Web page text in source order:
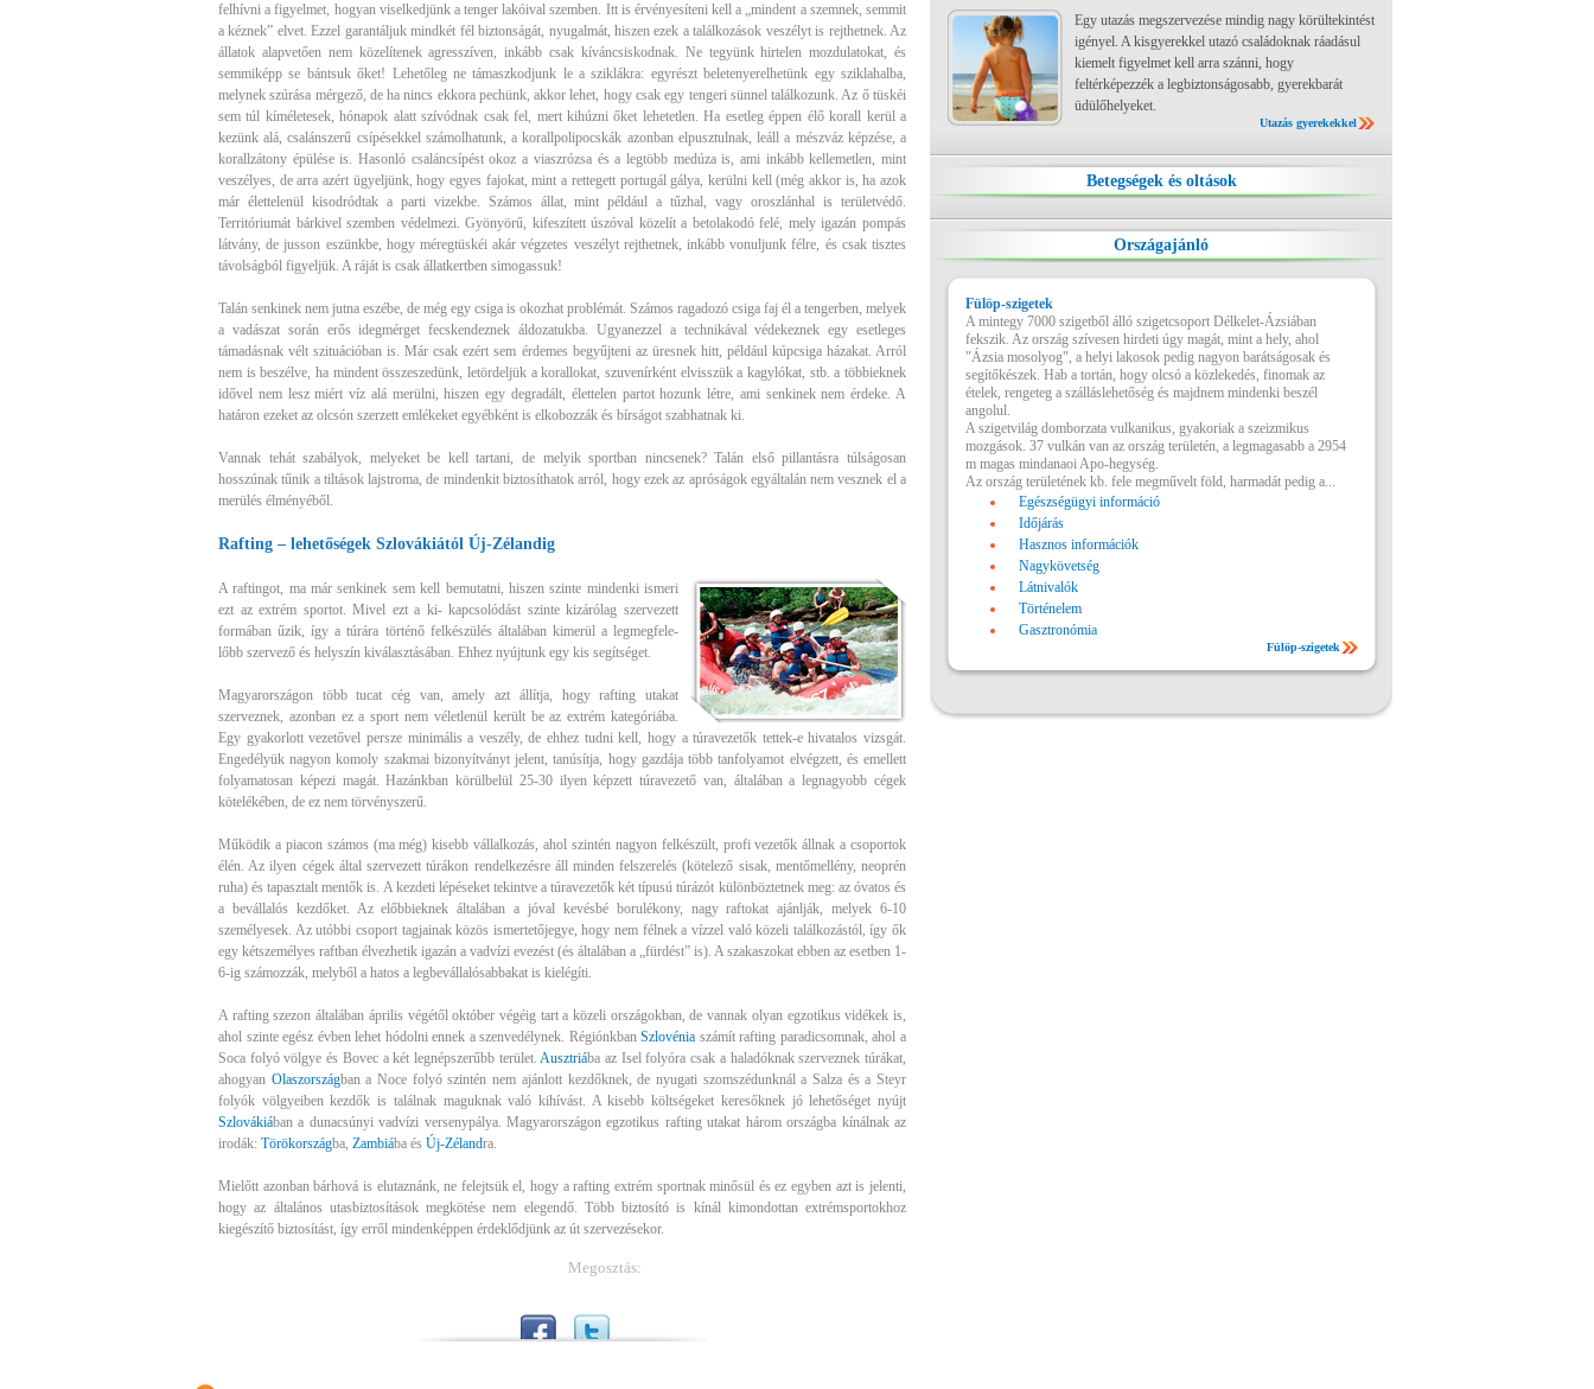
felhívni a figyelmet, hogyan viselkedjünk a tenger lakóival szemben. Itt is érvényesíteni kell a „mindent a szemnek, semmit
a kéznek” elvet. Ezzel garantáljuk mindkét fél biztonságát, nyugalmát, hiszen ezek a találkozások veszélyt is rejthetnek. Az
állatok alapvetően nem közelítenek agresszíven, inkább csak kíváncsiskodnak. Ne tegyünk hirtelen mozdulatokat, és
semmiképp se bántsuk őket! Lehetőleg ne támaszkodjunk le a sziklákra: egyrészt beletenyerelhetünk egy sziklahalba,
melynek szúrása mérgező, de ha nincs ekkora pechünk, akkor lehet, hogy csak egy tengeri sünnel találkozunk. Az ő tüskéi
sem túl kíméletesek, hónapok alatt szívódnak csak fel, mert kihúzni őket lehetetlen. Ha esetleg éppen élő korall kerül a
kezünk alá, csalánszerű csípésekkel számolhatunk, a korallpolipocskák azonban elpusztulnak, leáll a mészváz képzése, a
korallzátony épülése is. Hasonló csaláncsípést okoz a viaszrózsa és a legtöbb medúza is, ami inkább kellemetlen, mint
veszélyes, de arra azért ügyeljünk, hogy egyes fajokat, mint a rettegett portugál gálya, kerülni kell (még akkor is, ha azok
már élettelenül kisodródtak a parti vizekbe. Számos állat, mint például a tűzhal, vagy oroszlánhal is területvédő.
Territóriumát bárkivel szemben védelmezi. Gyönyörű, kifeszített úszóval közelít a betolakodó felé, mely igazán pompás
látvány, de jusson eszünkbe, hogy méregtüskéi akár végzetes veszélyt rejthetnek, inkább vonuljunk félre, és csak tisztes
távolságból figyeljük. A ráját is csak állatkertben simogassuk!
Talán senkinek nem jutna eszébe, de még egy csiga is okozhat problémát. Számos ragadozó csiga faj él a tengerben, melyek
a vadászat során erős idegmérget fecskendeznek áldozatukba. Ugyanezzel a technikával védekeznek egy esetleges
támadásnak vélt szituációban is. Már csak ezért sem érdemes begyűjteni az üresnek hitt, például kúpcsiga házakat. Arról
nem is beszélve, ha mindent összeszedünk, letördeljük a korallokat, szuvenírként elvisszük a kagylókat, stb. a többieknek
idővel nem lesz miért víz alá merülni, hiszen egy degradált, élettelen partot hozunk létre, ami senkinek nem érdeke. A
határon ezeket az olcsón szerzett emlékeket egyébként is elkobozzák és bírságot szabhatnak ki.
Vannak tehát szabályok, melyeket be kell tartani, de melyik sportban nincsenek? Talán első pillantásra túlságosan
hosszúnak tűnik a tiltások lajstroma, de mindenkit biztosíthatok arról, hogy ezek az apróságok egyáltalán nem vesznek el a
merülés élményéből.
Rafting – lehetőségek Szlovákiától Új-Zélandig
A raftingot, ma már senkinek sem kell bemutatni, hiszen szinte mindenki ismeri
ezt az extrém sportot. Mivel ezt a ki- kapcsolódást szinte kizárólag szervezett
formában űzik, így a túrára történő felkészülés általában kimerül a legmegfele-
lőbb szervező és helyszín kiválasztásában. Ehhez nyújtunk egy kis segítséget.
Magyarországon több tucat cég van, amely azt állítja, hogy rafting utakat
szerveznek, azonban ez a sport nem véletlenül került be az extrém kategóriába.
Egy gyakorlott vezetővel persze minimális a veszély, de ehhez tudni kell, hogy a túravezetők tettek-e hivatalos vizsgát.
Engedélyük nagyon komoly szakmai bizonyítványt jelent, tanúsítja, hogy gazdája több tanfolyamot elvégzett, és emellett
folyamatosan képezi magát. Hazánkban körülbelül 25-30 ilyen képzett túravezető van, általában a legnagyobb cégek
kötelékében, de ez nem törvényszerű.
Működik a piacon számos (ma még) kisebb vállalkozás, ahol szintén nagyon felkészült, profi vezetők állnak a csoportok
élén. Az ilyen cégek által szervezett túrákon rendelkezésre áll minden felszerelés (kötelező sisak, mentőmellény, neoprén
ruha) és tapasztalt mentők is. A kezdeti lépéseket tekintve a túravezetők két típusú túrázót különböztetnek meg: az óvatos és
a bevállalós kezdőket. Az előbbieknek általában a jóval kevésbé borulékony, nagy raftokat ajánlják, melyek 6-10
személyesek. Az utóbbi csoport tagjainak közös ismertetőjegye, hogy nem félnek a vízzel való közeli találkozástól, így ők
egy kétszemélyes raftban élvezhetik igazán a vadvízi evezést (és általában a „fürdést” is). A szakaszokat ebben az esetben 1-
6-ig számozzák, melyből a hatos a legbevállalósabbakat is kielégíti.
A rafting szezon általában április végétől október végéig tart a közeli országokban, de vannak olyan egzotikus vidékek is,
ahol szinte egész évben lehet hódolni ennek a szenvedélynek. RégiónkbanSzlovénia számít rafting paradicsomnak, ahol a
Soca folyó völgye és Bovec a két legnépszerűbb terület.Ausztriába az Isel folyóra csak a haladóknak szerveznek túrákat,
ahogyan Olaszországban a Noce folyó szintén nem ajánlott kezdőknek, de nyugati szomszédunknál a Salza és a Steyr
folyók völgyeiben kezdők is találnak maguknak való kihívást. A kisebb költségeket keresőknek jó lehetőséget nyújt
Szlovákiában a dunacsúnyi vadvízi versenypálya. Magyarországon egzotikus rafting utakat három országba kínálnak az
irodák: Törökországba, Zambiába és Új-Zélandra.
Mielőtt azonban bárhová is elutaznánk, ne felejtsük el, hogy a rafting extrém sportnak minősül és ez egyben azt is jelenti,
hogy az általános utasbiztosítások megkötése nem elegendő. Több biztosító is kínál kimondottan extrémsportokhoz
kiegészítő biztosítást, így erről mindenképpen érdeklődjünk az út szervezésekor.
Megosztás:
Egy utazás megszervezése mindig nagy körültekintést
igényel. A kisgyerekkel utazó családoknak ráadásul
kiemelt figyelmet kell arra szánni, hogy
feltérképezzék a legbiztonságosabb, gyerekbarát
üdülőhelyeket.
Utazás gyerekekkel
Betegségek és oltások
Országajánló
Fülöp-szigetek
A mintegy 7000 szigetből álló szigetcsoport Délkelet-Ázsiában
fekszik. Az ország szívesen hirdeti úgy magát, mint a hely, ahol
"Ázsia mosolyog", a helyi lakosok pedig nagyon barátságosak és
segítőkészek. Hab a tortán, hogy olcsó a közlekedés, finomak az
ételek, rengeteg a szálláslehetőség és majdnem mindenki beszél
angolul.
A szigetvilág domborzata vulkanikus, gyakoriak a szeizmikus
mozgások. 37 vulkán van az ország területén, a legmagasabb a 2954
m magas mindanaoi Apo-hegység.
Az ország területének kb. fele megművelt föld, harmadát pedig a...
Egészségügyi információ
Időjárás
Hasznos információk
Nagykövetség
Látnivalók
Történelem
Gasztronómia
Fülöp-szigetek